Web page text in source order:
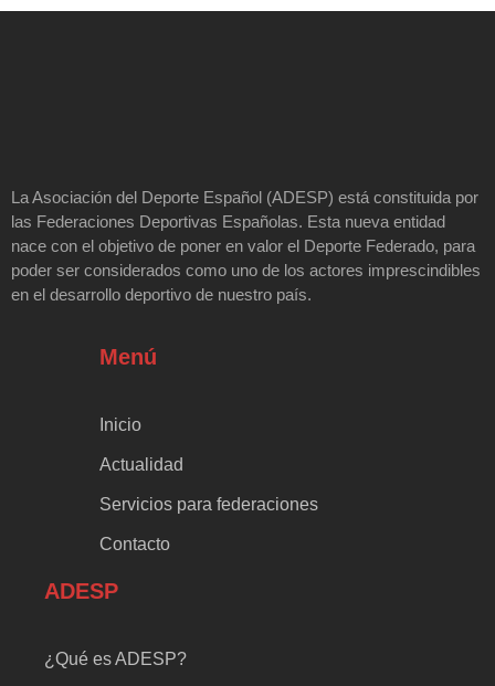
La Asociación del Deporte Español (ADESP) está constituida por
las Federaciones Deportivas Españolas. Esta nueva entidad
nace con el objetivo de poner en valor el Deporte Federado, para
poder ser considerados como uno de los actores imprescindibles
en el desarrollo deportivo de nuestro país.
Menú
Inicio
Actualidad
Servicios para federaciones
Contacto
ADESP
¿Qué es ADESP?